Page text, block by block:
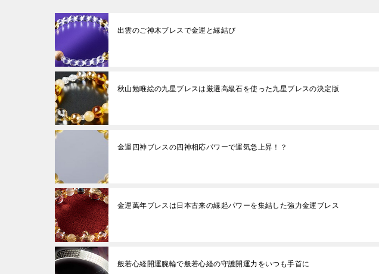
出雲のご神木ブレスで金運と縁結び
秋山勉唯絵の九星ブレスは厳選高級石を使った九星ブレスの決定版
金運四神ブレスの四神相応パワーで運気急上昇！？
金運萬年ブレスは日本古来の縁起パワーを集結した強力金運ブレス
般若心経開運腕輪で般若心経の守護開運力をいつも手首に